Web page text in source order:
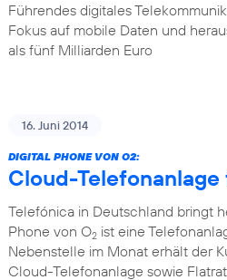
Führendes digitales
Fokus auf mobile Daten und
als fünf Milliarden Euro
16. Juni 2014
DIGITAL PHONE VON O2:
Cloud-
Telefónica in Deutschland bringt
Phone von O2 ist eine
Nebenstelle im Monat erhält der
Cloud-Telefonanlage sowie